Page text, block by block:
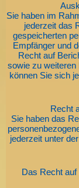
Sie haben im
jederzeit das
gespeicherten
Empfänger und
Recht auf
sowie zu weiteren
können Sie sich
Recht
Sie haben das
jederzeit unter
Das Recht